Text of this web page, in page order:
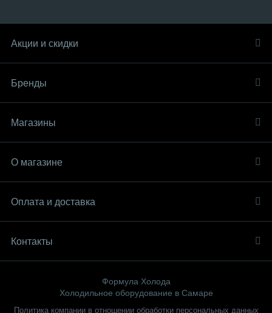
Акции и скидки
Бренды
Магазины
О магазине
Оплата и доставка
Контакты
Формула Холода
Холодильное оборудование в Самаре
Политика компании в отношении обработки персональных данных